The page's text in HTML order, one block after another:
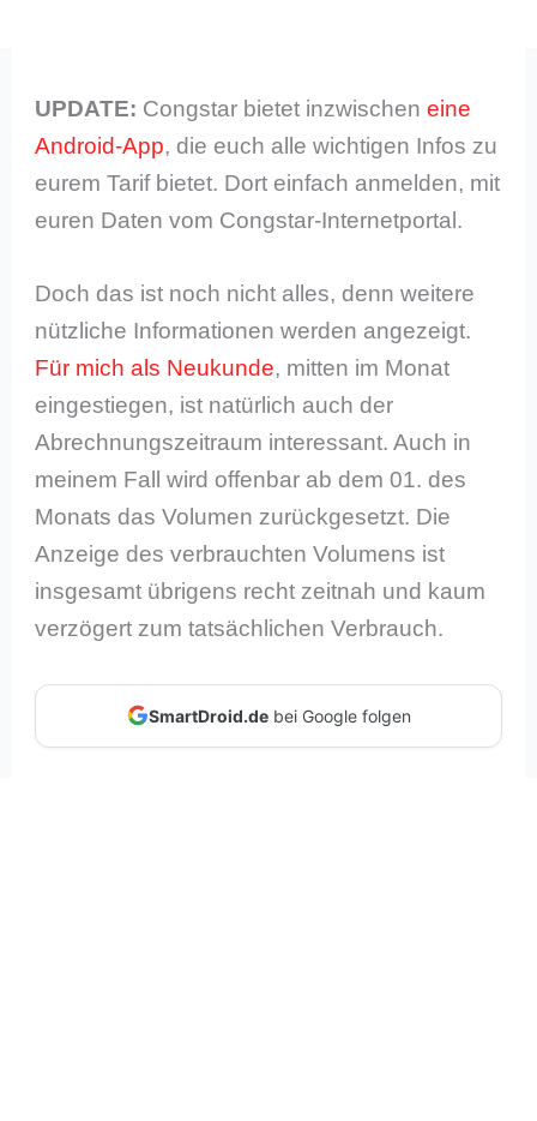
UPDATE: Congstar bietet inzwischeneine
Android-App, die euch alle wichtigen Infos zu
eurem Tarif bietet. Dort einfach anmelden, mit
euren Daten vom Congstar-Internetportal.
Doch das ist noch nicht alles, denn weitere
nützliche Informationen werden angezeigt.
Für mich als Neukunde, mitten im Monat
eingestiegen, ist natürlich auch der
Abrechnungszeitraum interessant. Auch in
meinem Fall wird offenbar ab dem 01. des
Monats das Volumen zurückgesetzt. Die
Anzeige des verbrauchten Volumens ist
insgesamt übrigens recht zeitnah und kaum
verzögert zum tatsächlichen Verbrauch.
SmartDroid.debei Google folgen